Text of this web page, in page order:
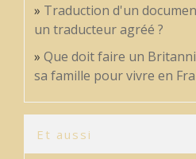
Traduction d'un
un traducteur agréé ?
Que doit faire un
sa famille pour vivre en
Et aussi